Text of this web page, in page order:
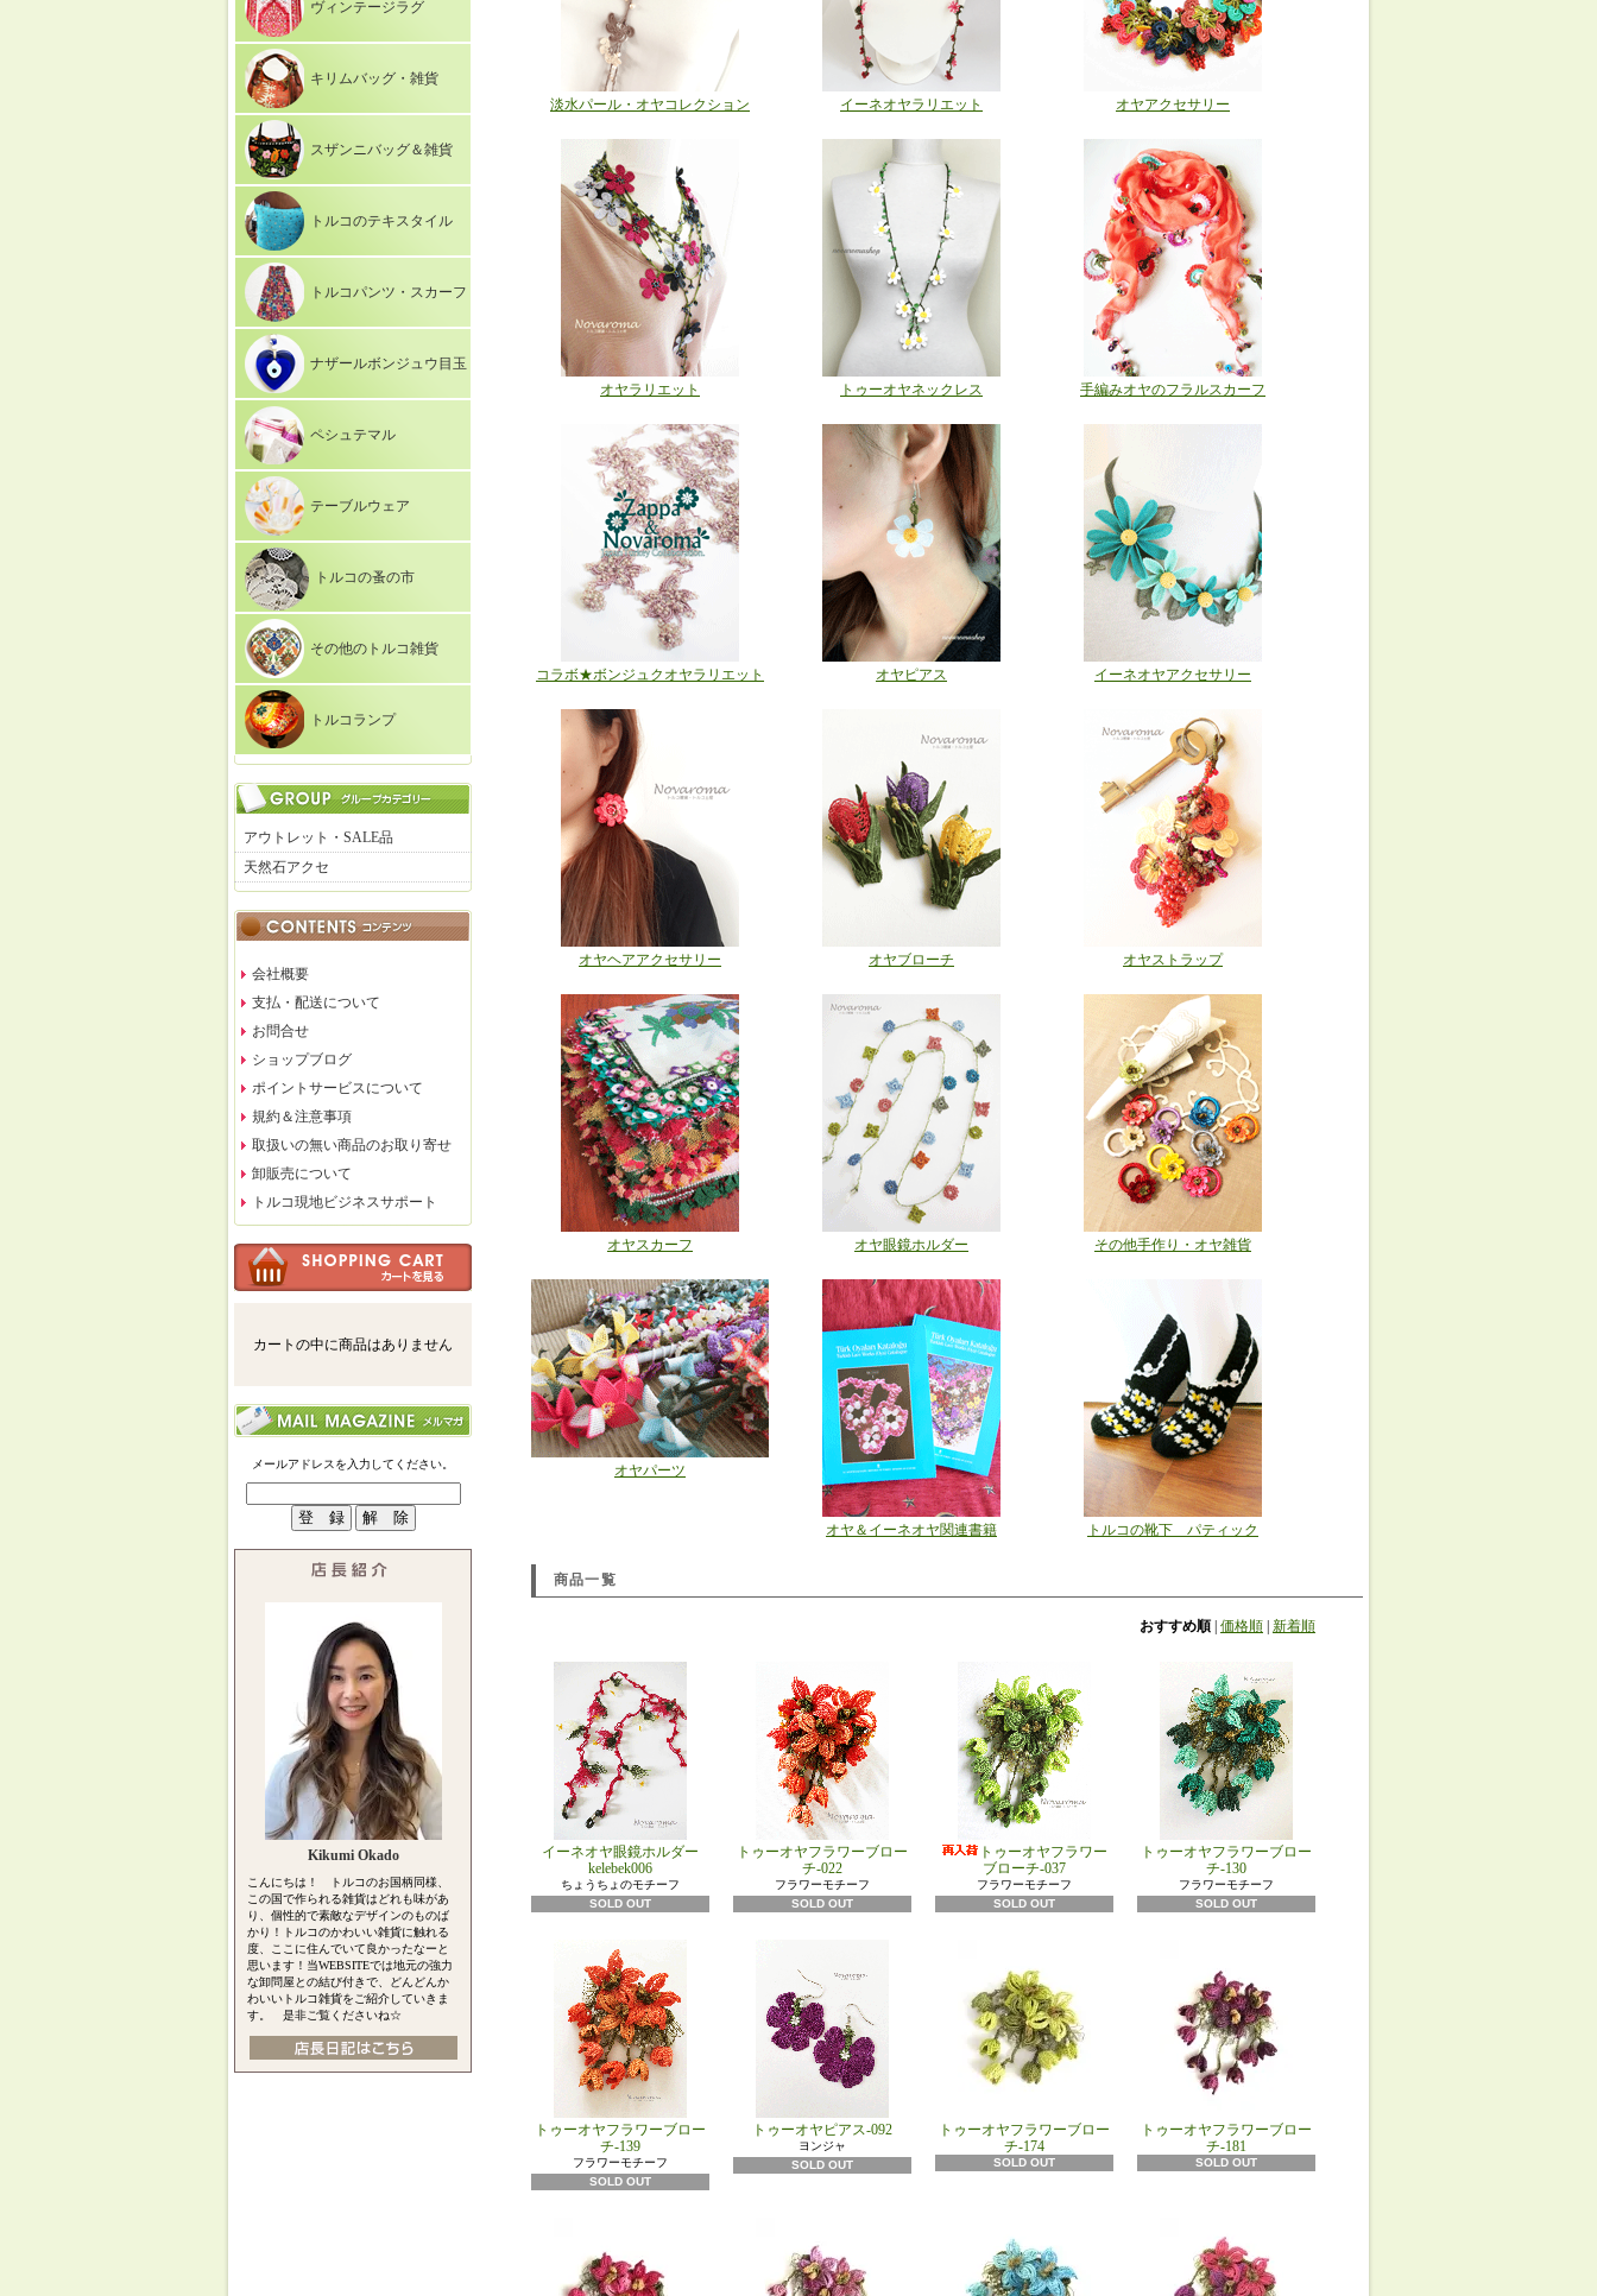
ヴィンテージラグ
キリムバッグ・雑貨
スザンニバッグ＆雑貨
トルコのテキスタイル
トルコパンツ・スカーフ
ナザールボンジュウ目玉
ペシュテマル
テーブルウェア
トルコの蚤の市
その他のトルコ雑貨
トルコランプ
アウトレット・SALE品
天然石アクセ
会社概要
支払・配送について
お問合せ
ショップブログ
ポイントサービスについて
規約＆注意事項
取扱いの無い商品のお取り寄せ
卸販売について
トルコ現地ビジネスサポート
カートの中に商品はありません
メールアドレスを入力してください。
Kikumi Okado
こんにちは！ トルコのお国柄同様、
この国で作られる雑貨はどれも味があ
り、個性的で素敵なデザインのものば
かり！トルコのかわいい雑貨に触れる
度、ここに住んでいて良かったなーと
思います！当WEBSITEでは地元の強力
な卸問屋との結び付きで、どんどんか
わいいトルコ雑貨をご紹介していきま
す。 是非ご覧くださいね☆
淡水パール・オヤコレクション イーネオヤラリエット オヤアクセサリー
オヤラリエット トゥーオヤネックレス 手編みオヤのフラルスカーフ
コラボ★ボンジュクオヤラリエット オヤピアス イーネオヤアクセサリー
オヤヘアアクセサリー オヤブローチ オヤストラップ
オヤスカーフ オヤ眼鏡ホルダー その他手作り・オヤ雑貨
オヤパーツ
オヤ＆イーネオヤ関連書籍 トルコの靴下 パティック
商品一覧
おすすめ順 価格順 新着順
イーネオヤ眼鏡ホルダー
kelebek006
ちょうちょのモチーフ
SOLD OUT
トゥーオヤフラワーブロー
チ-022
フラワーモチーフ
SOLD OUT
トゥーオヤフラワー
ブローチ-037
フラワーモチーフ
SOLD OUT
トゥーオヤフラワーブロー
チ-130
フラワーモチーフ
SOLD OUT
トゥーオヤフラワーブロー
チ-139
フラワーモチーフ
SOLD OUT
トゥーオヤピアス-092
ヨンジャ
SOLD OUT
トゥーオヤフラワーブロー
チ-174
SOLD OUT
トゥーオヤフラワーブロー
チ-181
SOLD OUT